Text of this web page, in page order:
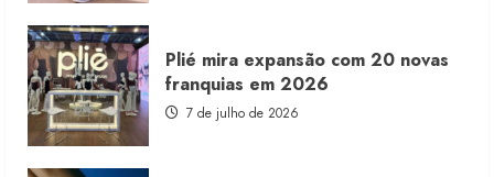
Plié mira expansão com 20 novas
franquias em 2026
7 de julho de 2026